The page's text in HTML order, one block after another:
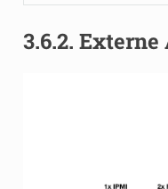
3.6.2. Externe